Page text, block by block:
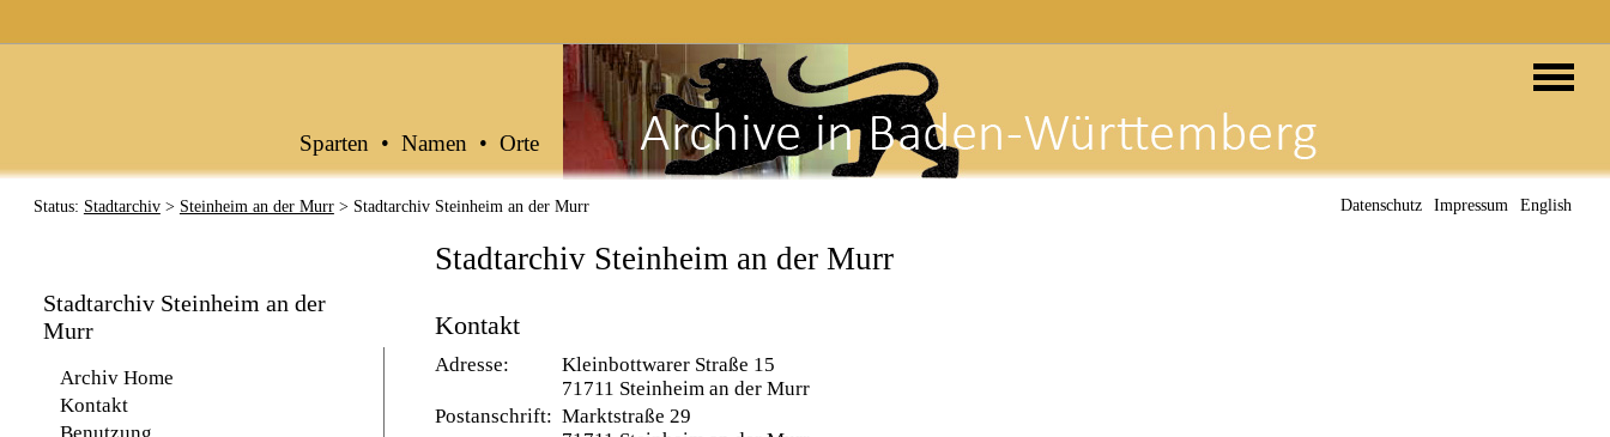
Sparten •Namen •Orte
Status: Stadtarchiv> Steinheim an der Murr> Stadtarchiv Steinheim an der Murr
Stadtarchiv Steinheim an der
Murr
Archiv Home
Kontakt
Stadtarchiv Steinheim an der Murr
Kontakt
Adresse:
Kleinbottwarer Straße 15
71711 Steinheim an der Murr
Postanschrift: Marktstraße 29
Datenschutz Impressum English